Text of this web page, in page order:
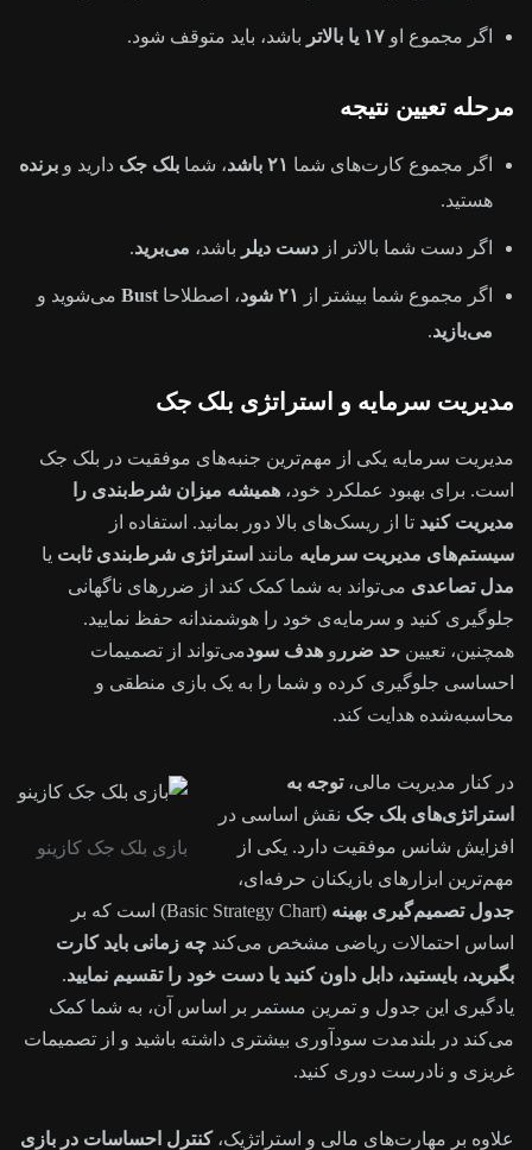
اگر مجموع او ۱۷ یا بالاتر باشد، باید متوقف شود.
مرحله تعیین نتیجه
اگر مجموع کارت‌های شما ۲۱ باشد ، شما بلک جک دارید و برنده
هستید.
اگر دست شما بالاتر از دست دیلر باشد، می‌برید.
اگر مجموع شما بیشتر از ۲۱ شود ، اصطلاحا Bust می‌شوید و
می‌بازید.
مدیریت سرمایه و استراتژی بلک جک
مدیریت سرمایه یکی از مهم‌ترین جنبه‌های موفقیت در بلک جک
است. برای بهبود عملکرد خود، همیشه میزان شرط‌بندی را
مدیریت کنید تا از ریسک‌های بالا دور بمانید. استفاده از
سیستم‌های مدیریت سرمایه مانند استراتژی شرط‌بندی ثابت یا
مدل تصاعدی می‌تواند به شما کمک کند از ضررهای ناگهانی
جلوگیری کنید و سرمایه‌ی خود را هوشمندانه حفظ نمایید.
همچنین، تعیین حد ضرر و هدف سودمی‌تواند از تصمیمات
احساسی جلوگیری کرده و شما را به یک بازی منطقی و
محاسبه‌شده هدایت کند.
بازی بلک جک کازینو
در کنار مدیریت مالی،توجه به
استراتژی‌های بلک جک نقش اساسی در
افزایش شانس موفقیت دارد. یکی از
مهم‌ترین ابزارهای بازیکنان حرفه‌ای،
جدول تصمیم‌گیری بهینه
(Basic Strategy Chart) است که بر
اساس احتمالات ریاضی مشخص می‌کند چه زمانی باید کارت
بگیرید، بایستید، دابل داون کنید یا دست خود را تقسیم نمایید.
یادگیری این جدول و تمرین مستمر بر اساس آن، به شما کمک
می‌کند در بلندمدت سودآوری بیشتری داشته باشید و از تصمیمات
غریزی و نادرست دوری کنید.
علاوه بر مهارت‌های مالی و استراتژیک،کنترل احساسات در بازی